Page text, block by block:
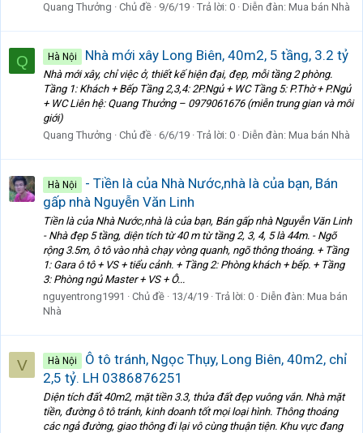
Quang Thưởng
Chủ đề 9/6/19 Trả lời: 0 Diễn đàn: Mua bán Nhà
Q Hà Nội Nhà mới xây Long Biên, 40m2, 5 tầng, 3.2 tỷ
Nhà mới xây, chỉ việc ở, thiết kế hiện đại, đẹp, mỗi tầng 2 phòng.
Tầng 1: Khách + Bếp Tầng 2,3,4: 2P.Ngủ + WC Tầng 5: P.Thờ + P.Ngủ
+ WC Liên hệ: Quang Thưởng – 0979061676 (miễn trung gian và môi
giới)
Quang Thưởng
Chủ đề 6/6/19 Trả lời: 0 Diễn đàn: Mua bán Nhà
Hà Nội
- Tiền là của Nhà Nước,nhà là của bạn, Bán
gấp nhà Nguyễn Văn Linh
Tiền là của Nhà Nước,nhà là của bạn, Bán gấp nhà Nguyễn Văn Linh
- Nhà đẹp 5 tầng, diện tích từ 40 m từ tầng 2, 3, 4, 5 là 44m. - Ngõ
rộng 3.5m, ô tô vào nhà chạy vòng quanh, ngõ thông thoáng. + Tầng
1: Gara ô tô + VS + tiểu cảnh. + Tầng 2: Phòng khách + bếp. + Tầng
3: Phòng ngủ Master + VS + Ô...
nguyentrong1991
Chủ đề 13/4/19 Trả lời: 0 Diễn đàn: Mua bán
Nhà
V Hà Nội
Ô tô tránh, Ngọc Thụy, Long Biên, 40m2, chỉ
2,5 tỷ. LH 0386876251
Diện tích đất 40m2, mặt tiền 3.3, thửa đất đẹp vuông vắn. Nhà mặt
tiền, đường ô tô tránh, kinh doanh tốt mọi loại hình. Thông thoáng
các ngả đường, giao thông đi lại vô cùng thuận tiện. Khu vực đang